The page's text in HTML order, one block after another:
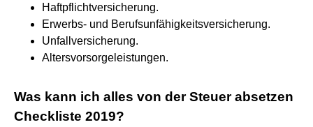
Haftpflichtversicherung.
Erwerbs- und Berufsunfähigkeitsversicherung.
Unfallversicherung.
Altersvorsorgeleistungen.
Was kann ich alles von der Steuer absetzen
Checkliste 2019?